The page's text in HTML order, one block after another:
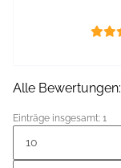
Alle Bewertungen:
Einträge insgesamt: 1